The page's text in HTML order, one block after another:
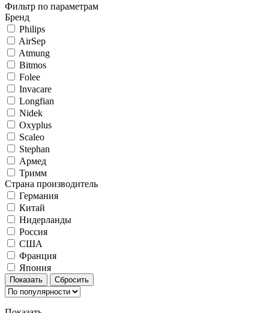
Фильтр по параметрам
Бренд
Philips
AirSep
Atmung
Bitmos
Folee
Invacare
Longfian
Nidek
Oxyplus
Scaleo
Stephan
Армед
Тримм
Страна производитель
Германия
Китай
Нидерланды
Россия
США
Франция
Япония